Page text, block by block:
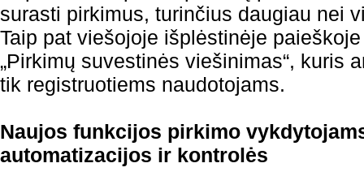
surasti pirkimus, turinčius daugiau nei
Taip pat viešojoje išplėstinėje
„Pirkimų suvestinės viešinimas“, kuris
tik registruotiems naudotojams.
Naujos funkcijos pirkimo
automatizacijos ir kontrolės